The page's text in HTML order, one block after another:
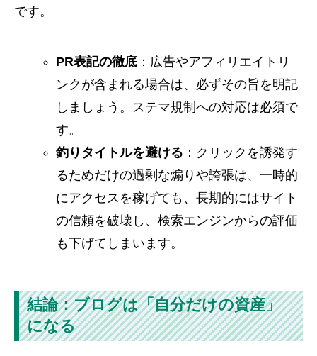
です。
PR表記の徹底 ：広告やアフィリエイトリ
ンクが含まれる場合は、必ずその旨を明記
しましょう。ステマ規制への対応は必須で
す。
釣りタイトルを避ける ：クリックを誘発す
るためだけの過剰な煽りや誇張は、一時的
にアクセスを稼げても、長期的にはサイト
の信頼を破壊し、検索エンジンからの評価
も下げてしまいます。
結論：ブログは「自分だけの資産」
になる